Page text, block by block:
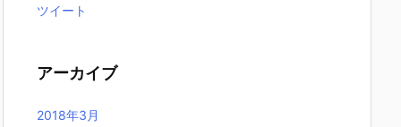
ツイート
アーカイブ
2018年3月